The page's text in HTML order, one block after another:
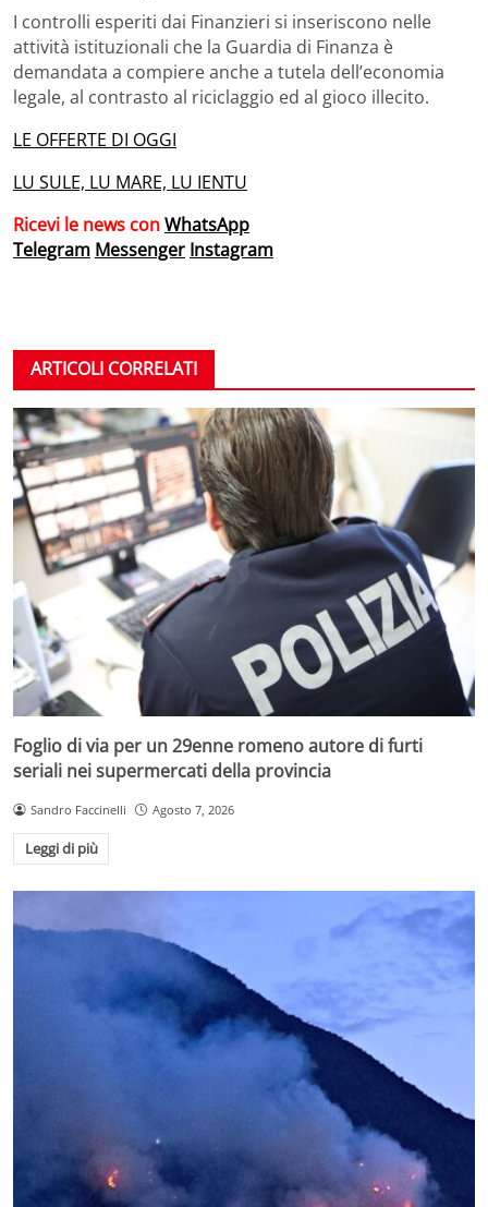
I controlli esperiti dai Finanzieri si inseriscono nelle
attività istituzionali che la Guardia di Finanza è
demandata a compiere anche a tutela dell’economia
legale, al contrasto al riciclaggio ed al gioco illecito.
LE OFFERTE DI OGGI
LU SULE, LU MARE, LU IENTU
Ricevi le news conWhatsApp
Telegram Messenger Instagram
ARTICOLI CORRELATI
Foglio di via per un 29enne romeno autore di furti
seriali nei supermercati della provincia
Sandro Faccinelli Agosto 7, 2026
Leggi di più